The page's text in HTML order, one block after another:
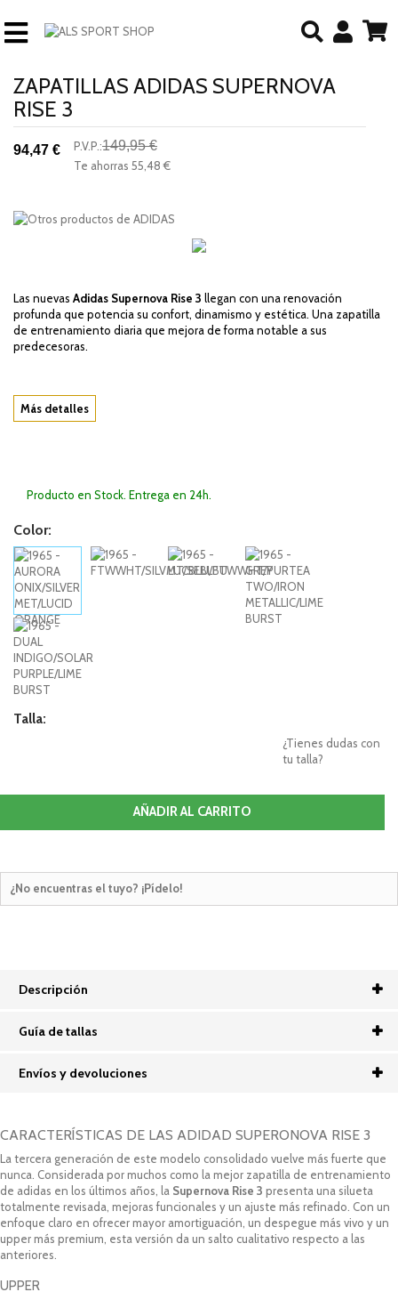
ZAPATILLAS ADIDAS SUPERNOVA
RISE 3
94,47 € P.V.P.:149,95 €
Te ahorras 55,48 €
Las nuevas Adidas Supernova Rise 3 llegan con una renovación
profunda que potencia su confort, dinamismo y estética. Una zapatilla
de entrenamiento diaria que mejora de forma notable a sus
predecesoras.
Más detalles
Producto en Stock. Entrega en 24h.
Color:
Talla:
¿Tienes dudas con
tu talla?
AÑADIR AL CARRITO
¿No encuentras el tuyo? ¡Pídelo!
Descripción
Guía de tallas
Envíos y devoluciones
CARACTERÍSTICAS DE LAS ADIDAD SUPERONOVA RISE 3
La tercera generación de este modelo consolidado vuelve más fuerte que
nunca. Considerada por muchos como la mejor zapatilla de entrenamiento
de adidas en los últimos años, la Supernova Rise 3 presenta una silueta
totalmente revisada, mejoras funcionales y un ajuste más refinado. Con un
enfoque claro en ofrecer mayor amortiguación, un despegue más vivo y un
upper más premium, esta versión da un salto cualitativo respecto a las
anteriores.
UPPER